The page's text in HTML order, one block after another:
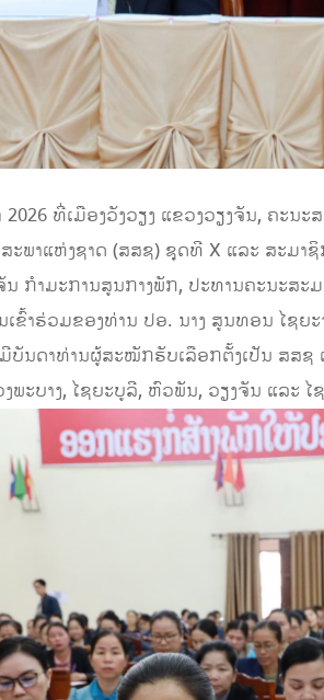
ທີ່ເມືອງວັງວຽງ ແຂວງວຽງຈັນ, ຄະ
ພາແຫ່ງຊາດ (ສສຊ) ຊຸດທີ X ແລະ ສະມາ
ກຳມະການສູນກາງພັກ, ປະທານຄະນະສະ
ຂົ້າຮ່ວມຂອງທ່ານ ປອ. ນາງ ສູນທອນ ໄຊຍ
ບັນດາທ່ານຜູ້ສະໝັກຮັບເລືອກຕັ້ງເປັນ ສສ
ພະບາງ, ໄຊຍະບູລີ, ຫົວພັນ, ວຽງຈັນ ແລະ